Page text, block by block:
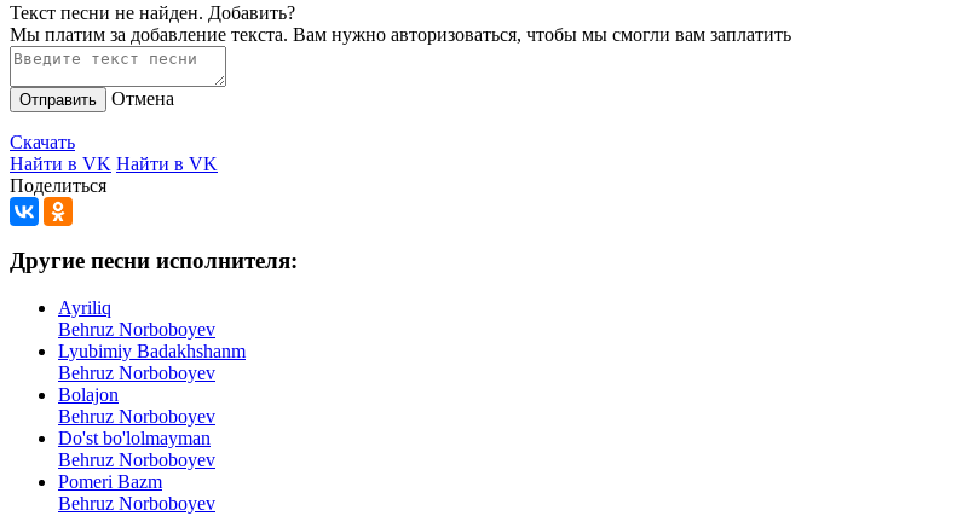
Текст песни не найден. Добавить?
Мы платим за добавление текста. Вам нужно авторизоваться, чтобы мы смогли вам заплатить
Отправить Отмена
Скачать
Найти в VK Найти в VK
Поделиться
Другие песни исполнителя:
Ayriliq
Behruz Norboboyev
Lyubimiy Badakhshanm
Behruz Norboboyev
Bolajon
Behruz Norboboyev
Do'st bo'lolmayman
Behruz Norboboyev
Pomeri Bazm
Behruz Norboboyev